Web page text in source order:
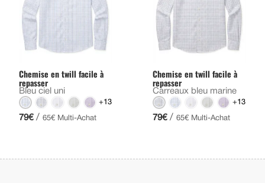
Chemise en twill facile à
repasser
Bleu ciel uni
+13
79€ / 65€ Multi-Achat
Chemise en twill facile à
repasser
Carreaux bleu marine
+13
79€ / 65€ Multi-Achat